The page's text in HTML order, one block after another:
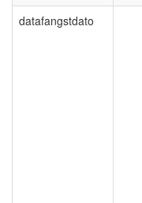
datafangstdato